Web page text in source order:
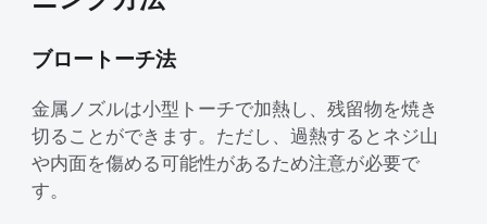
ブロートーチ法
金属ノズルは小型トーチで加熱し、残留物を焼き
切ることができます。ただし、過熱するとネジ山
や内面を傷める可能性があるため注意が必要で
す。